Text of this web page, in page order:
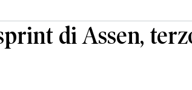
di Assen,